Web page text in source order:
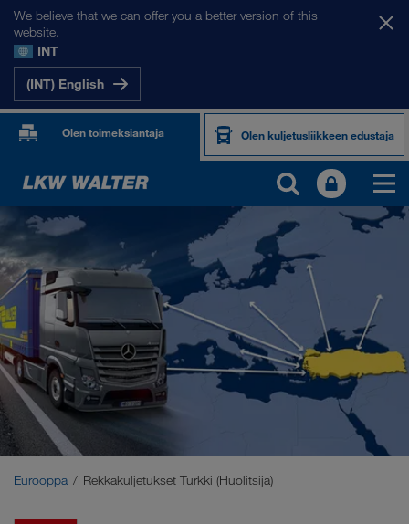
We believe that we can offer you a better version of this
website.
INT
(INT) English
Olen toimeksiantaja Olen kuljetusliikkeen edustaja
MARKKINA-ALUEEMME
Eurooppa
Keski-Aasia
Venäjä
Lähi-itä
Eurooppa Rekkakuljetukset Turkki (Huolitsija)